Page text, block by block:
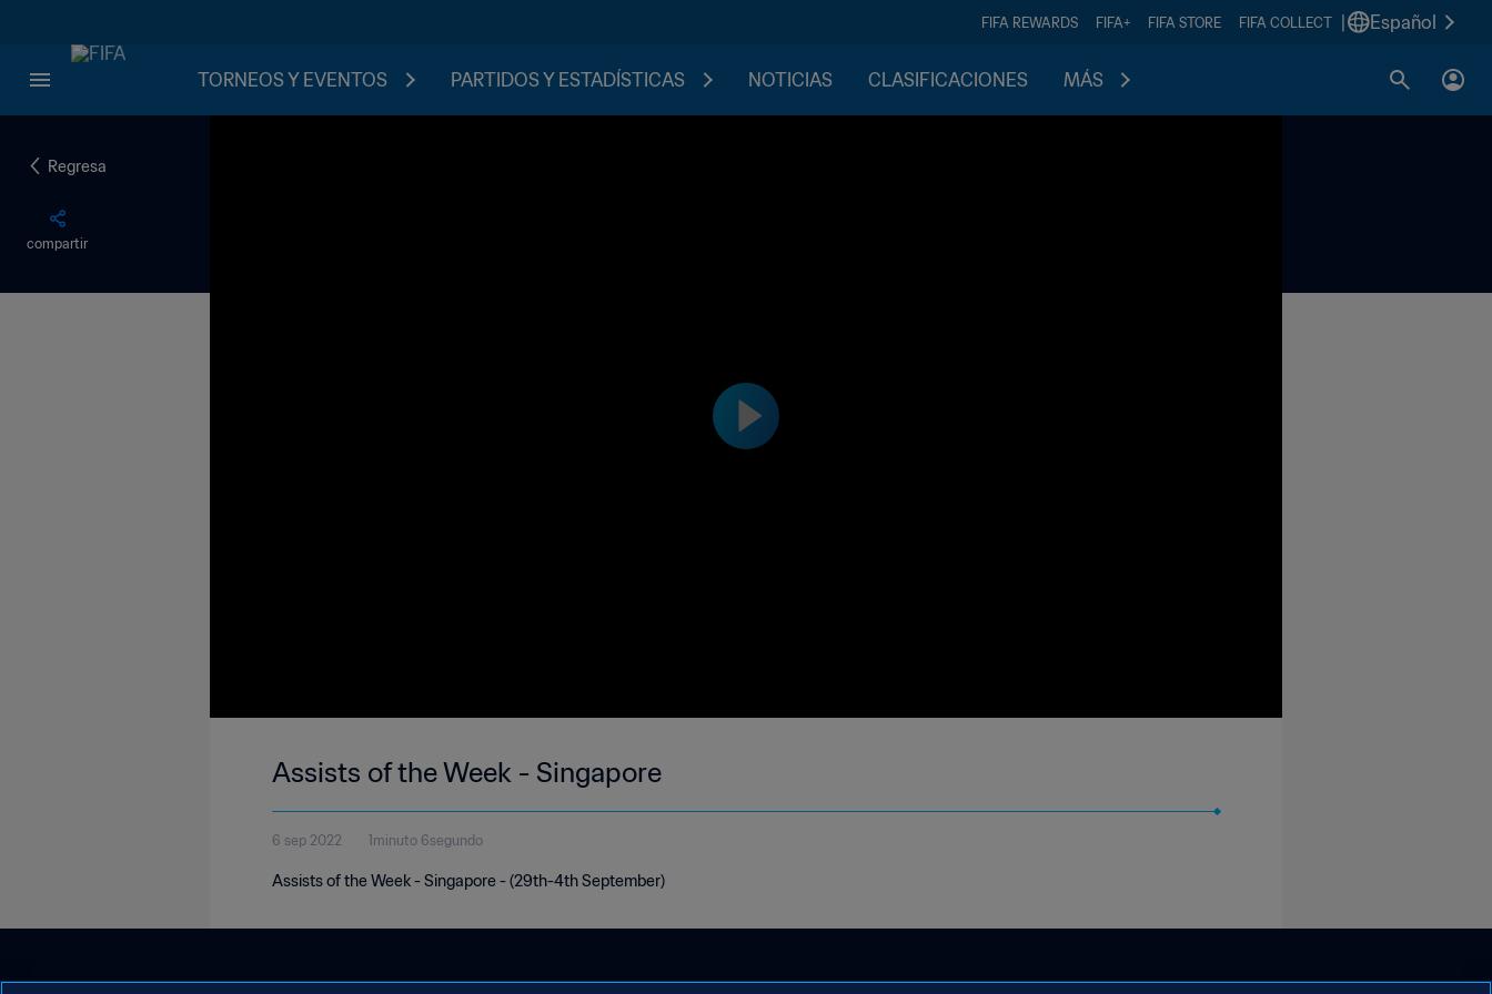
FIFA REWARDS FIFA+ FIFA STORE FIFA COLLECT Español
TORNEOS Y EVENTOS PARTIDOS Y ESTADÍSTICAS NOTICIAS CLASIFICACIONES MÁS
Regresa
compartir
Assists of the Week - Singapore
6 sep 2022 1minuto 6segundo
Assists of the Week - Singapore - (29th-4th September)